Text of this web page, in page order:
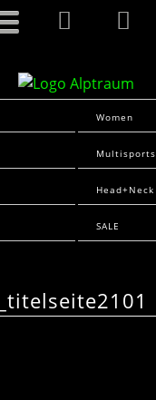
Women
Multisports
Head+Neck
SALE